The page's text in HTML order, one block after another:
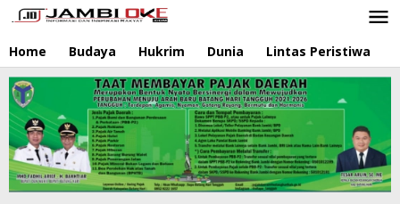
Lewati
ke
konten
Home Budaya Hukrim Dunia Lintas Peristiwa